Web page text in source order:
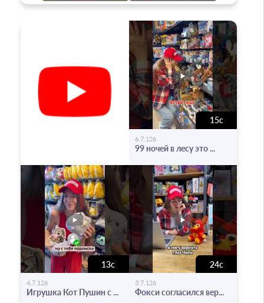
15с
6.7.126
99 ночей в лесу это ...
13с
4.7.126
Игрушка Кот Пушин с ...
24с
3.7.126
Фокси согласился вер...